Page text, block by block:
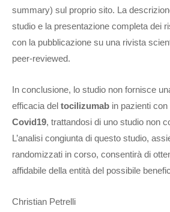
summary) sul proprio sito. La
studio e la presentazione completa dei
con la pubblicazione su una rivista
peer-reviewed.
In conclusione, lo studio non fornisce
efficacia del tocilizumab in pazienti
Covid19, trattandosi di uno studio non
L’analisi congiunta di questo studio,
randomizzati in corso, consentirà di
affidabile della entità del possibile
Christian Petrelli